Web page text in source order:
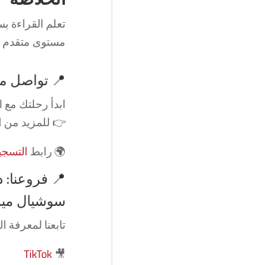
تعلم القراءة
مستوى متقدم
📍 تواصل
ابدأ رحلتك
👉 للمزيد من
🌍 رابط
📍
سوشيال
تابعنا
🎥
TikTok